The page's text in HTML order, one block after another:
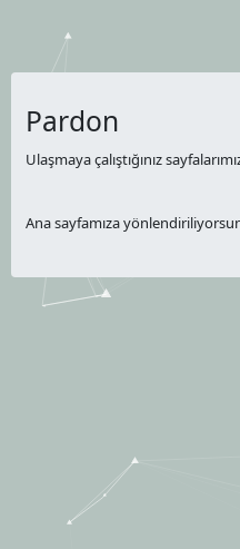
Pardon
Ulaşmaya çalıştığınız
Ana sayfamıza